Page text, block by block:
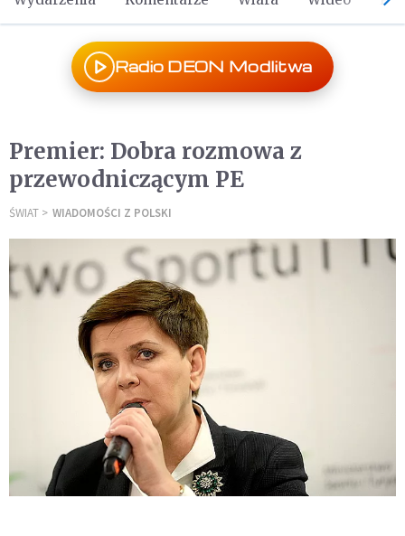
Radio DEON Modlitwa
Premier: Dobra rozmowa z
przewodniczącym PE
ŚWIAT WIADOMOŚCI Z POLSKI